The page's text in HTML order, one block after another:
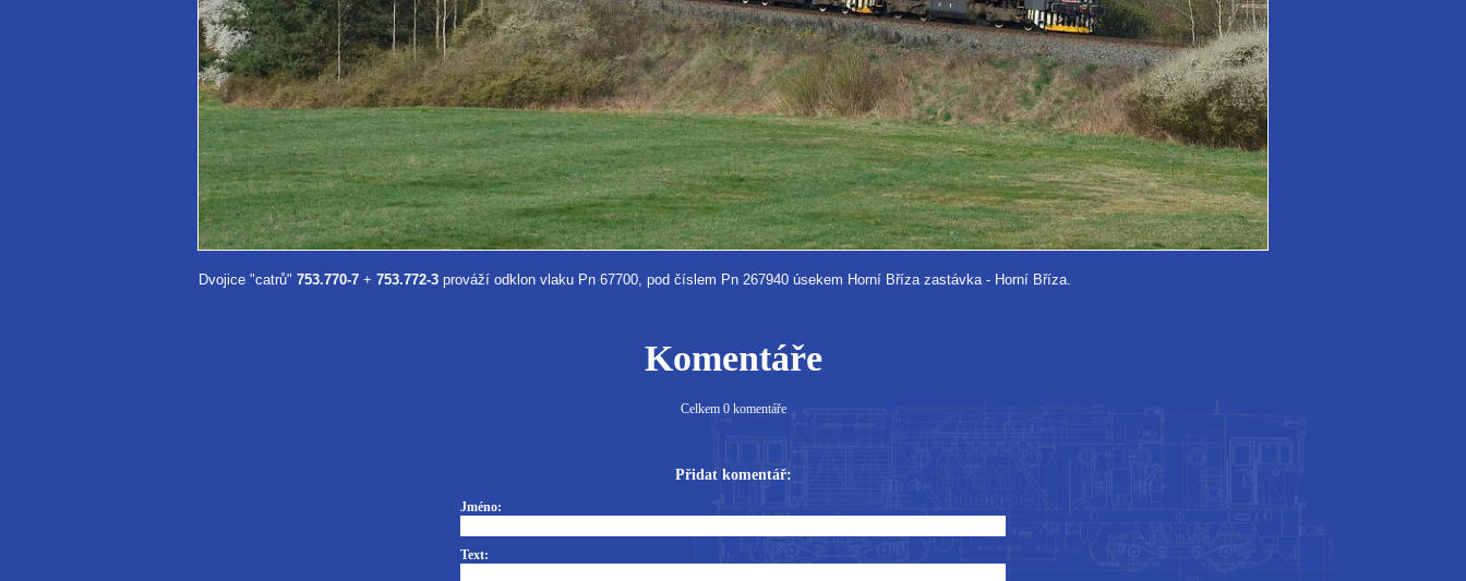
Dvojice "catrů" 753.770-7 + 753.772-3 prováží odklon vlaku Pn 67700, pod číslem Pn 267940 úsekem Horní Bříza zastávka - Horní Bříza.
Komentáře
Celkem 0 komentáře
Přidat komentář:
Jméno:
Text: